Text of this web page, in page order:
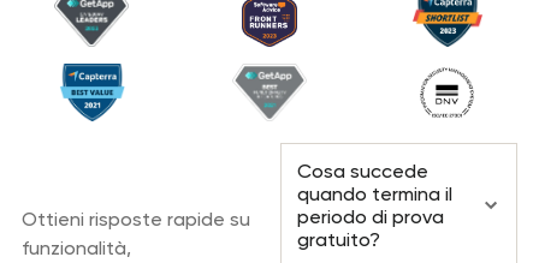
Ottieni risposte rapide su
funzionalità,
Cosa succede
quando termina il
periodo di prova
gratuito?